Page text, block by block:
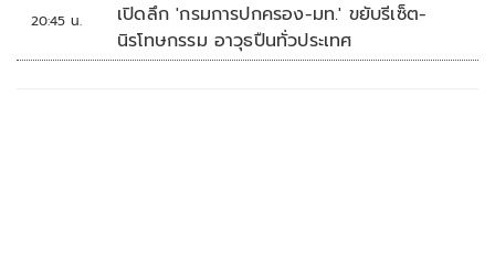
20:45 น.
เปิดลึก 'กรมการปกครอง-มท.' ขยับรีเซ็ต-
นิรโทษกรรม อาวุธปืนทั่วประเทศ